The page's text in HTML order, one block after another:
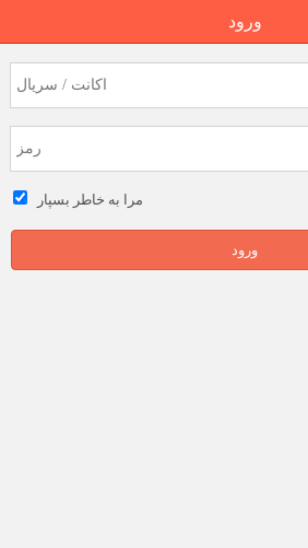
ورود
مرا به خاطر بسپار
ورود